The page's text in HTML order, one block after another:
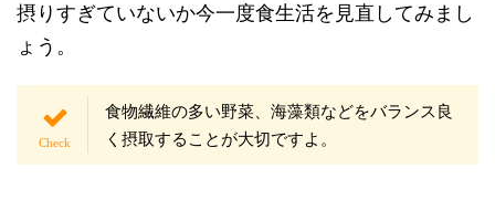
摂りすぎていないか今一度食生活を見直してみまし
ょう。
食物繊維の多い野菜、海藻類などをバランス良
く摂取することが大切ですよ。